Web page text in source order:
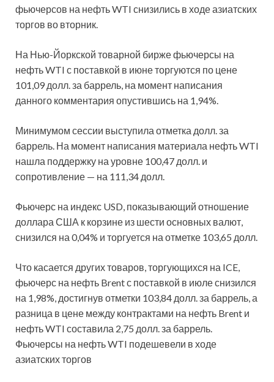
фьючерсов на нефть WTI снизились в ходе азиатских
торгов во вторник.
На Нью-Йоркской товарной бирже фьючерсы на
нефть WTI с поставкой в июне торгуются по цене
101,09 долл. за баррель, на момент написания
данного комментария опустившись на 1,94%.
Минимумом сессии выступила отметка долл. за
баррель. На момент написания материала нефть WTI
нашла поддержку на уровне 100,47 долл. и
сопротивление — на 111,34 долл.
Фьючерс на индекс USD, показывающий отношение
доллара США к корзине из шести основных валют,
снизился на 0,04% и торгуется на отметке 103,65 долл.
Что касается других товаров, торгующихся на ICE,
фьючерс на нефть Brent с поставкой в июле снизился
на 1,98%, достигнув отметки 103,84 долл. за баррель, а
разница в цене между контрактами на нефть Brent и
нефть WTI составила 2,75 долл. за баррель.
Фьючерсы на нефть WTI подешевели в ходе
азиатских торгов